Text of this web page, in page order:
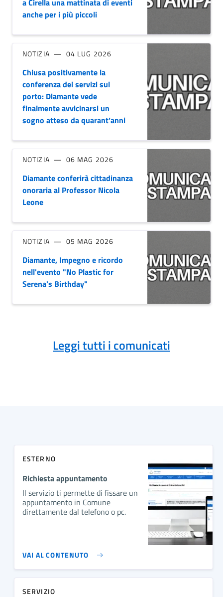
a Cirella una mattinata di eventi
anche per i più piccoli
NOTIZIA 04 LUG 2026
Chiusa positivamente la
conferenza dei servizi sul
porto: Diamante vede
finalmente avvicinarsi un
sogno atteso da quarant’anni
NOTIZIA 06 MAG 2026
Diamante conferirà cittadinanza
onoraria al Professor Nicola
Leone
NOTIZIA 05 MAG 2026
Diamante, Impegno e ricordo
nell'evento "No Plastic for
Serena's Birthday"
Leggi tutti i comunicati
ESTERNO
Richiesta appuntamento
Il servizio ti permette di fissare un
appuntamento in Comune
direttamente dal telefono o pc.
VAI AL CONTENUTO
SERVIZIO